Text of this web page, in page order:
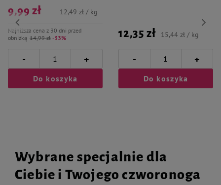
Najniższa cena z 30 dni przed
obniżką 14,99 zł -33%
9,99 zł 12,49 zł / kg
- +
Do koszyka
12,35 zł 15,44 zł / kg
- +
Do koszyka
Wybrane specjalnie dla
Ciebie i Twojego czworonoga